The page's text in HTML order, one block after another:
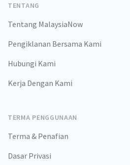
TENTANG
Tentang MalaysiaNow
Pengiklanan Bersama Kami
Hubungi Kami
Kerja Dengan Kami
TERMA PENGGUNAAN
Terma & Penafian
Dasar Privasi